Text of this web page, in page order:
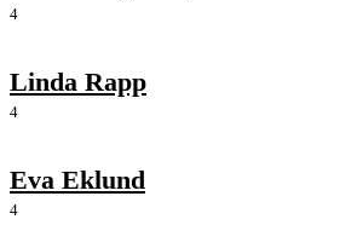
4
Linda Rapp
4
Eva Eklund
4